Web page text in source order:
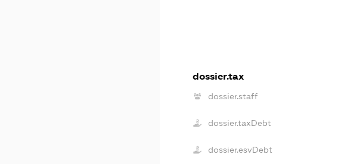
dossier.tax
dossier.staff
dossier.taxDebt
dossier.esvDebt